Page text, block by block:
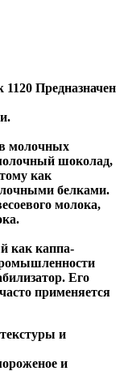
Предназначен
в молочных
шоколад,
как
белками.
молока,
как каппа-
Его
применяется
и
и